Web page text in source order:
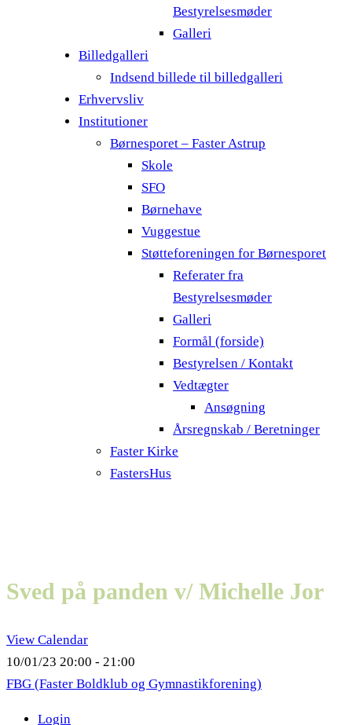
Bestyrelsesmøder
Galleri
Billedgalleri
Indsend billede til billedgalleri
Erhvervsliv
Institutioner
Børnesporet – Faster Astrup
Skole
SFO
Børnehave
Vuggestue
Støtteforeningen for Børnesporet
Referater fra
Bestyrelsesmøder
Galleri
Formål (forside)
Bestyrelsen / Kontakt
Vedtægter
Ansøgning
Årsregnskab / Beretninger
Faster Kirke
FastersHus
Sved på panden v/ Michelle Jor
View Calendar
10/01/23 20:00 - 21:00
FBG (Faster Boldklub og Gymnastikforening)
Login